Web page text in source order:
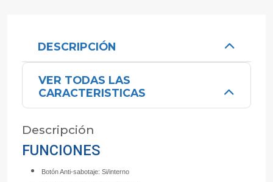
DESCRIPCIÓN
VER TODAS LAS
CARACTERISTICAS
Descripción
FUNCIONES
Botón Anti-sabotaje: Si/interno